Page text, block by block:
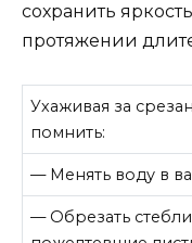
сохранить
протяжении
Ухаживая за
помнить:
— Менять воду в
— Обрезать